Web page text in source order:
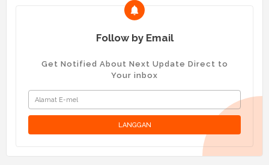
Follow by Email
Get Notified About Next Update Direct to
Your inbox